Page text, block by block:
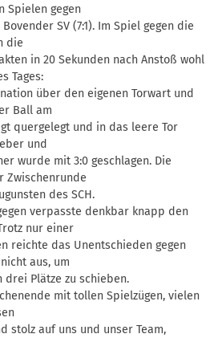
Spielen gegen
SV (7:1). Im Spiel gegen die
die
in 20 Sekunden nach Anstoß wohl
Tages:
über den eigenen Torwart und
Ball am
quergelegt und in das leere Tor
und
wurde mit 3:0 geschlagen. Die
Zwischenrunde
des SCH.
verpasste denkbar knapp den
nur einer
reichte das Unentschieden gegen
aus, um
Plätze zu schieben.
mit tollen Spielzügen, vielen
stolz auf uns und unser Team,